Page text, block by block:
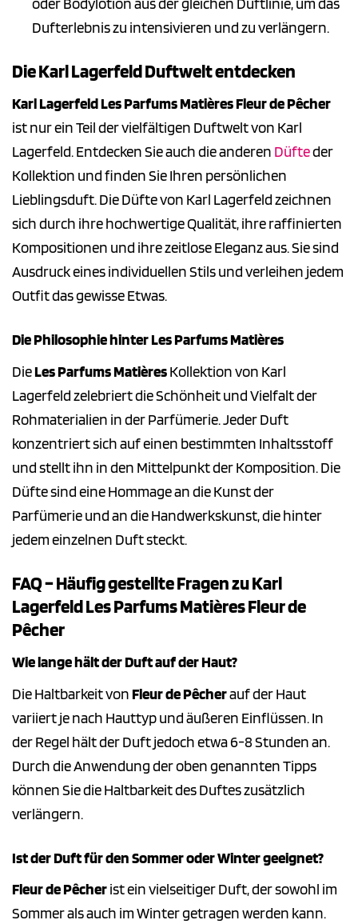
Dufterlebnis zu intensivieren und zu verlängern.
Die Karl Lagerfeld Duftwelt entdecken
Karl Lagerfeld Les Parfums Matières Fleur de Pêcher
ist nur ein Teil der vielfältigen Duftwelt von Karl
Lagerfeld. Entdecken Sie auch die anderen Düfteder
Kollektion und finden Sie Ihren persönlichen
Lieblingsduft. Die Düfte von Karl Lagerfeld zeichnen
sich durch ihre hochwertige Qualität, ihre raffinierten
Kompositionen und ihre zeitlose Eleganz aus. Sie sind
Ausdruck eines individuellen Stils und verleihen jedem
Outfit das gewisse Etwas.
Die Philosophie hinter Les Parfums Matières
DieLes Parfums MatièresKollektion von Karl
Lagerfeld zelebriert die Schönheit und Vielfalt der
Rohmaterialien in der Parfümerie. Jeder Duft
konzentriert sich auf einen bestimmten Inhaltsstoff
und stellt ihn in den Mittelpunkt der Komposition. Die
Düfte sind eine Hommage an die Kunst der
Parfümerie und an die Handwerkskunst, die hinter
jedem einzelnen Duft steckt.
FAQ – Häufig gestellte Fragen zu Karl
Lagerfeld Les Parfums Matières Fleur de
Pêcher
Wie lange hält der Duft auf der Haut?
Die Haltbarkeit vonFleur de Pêcherauf der Haut
variiert je nach Hauttyp und äußeren Einflüssen. In
der Regel hält der Duft jedoch etwa 6-8 Stunden an.
Durch die Anwendung der oben genannten Tipps
können Sie die Haltbarkeit des Duftes zusätzlich
verlängern.
Ist der Duft für den Sommer oder Winter geeignet?
Fleur de Pêcherist ein vielseitiger Duft, der sowohl im
Sommer als auch im Winter getragen werden kann.